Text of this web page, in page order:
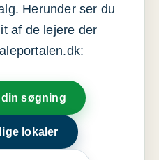
Herunder ser du
af de lejere der
søgning
lokaler